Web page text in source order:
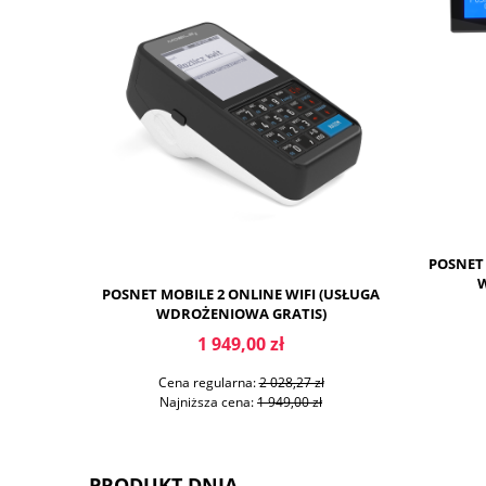
POSNET MOBILE 2 ONLINE WIFI (USŁUGA
WDROŻENIOWA GRATIS)
1 949,00 zł
Cena regularna:2 028,27 zł
Najniższa cena:1 949,00 zł